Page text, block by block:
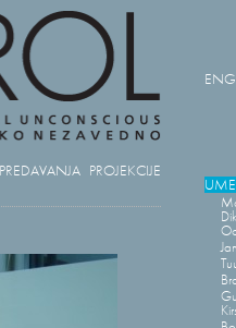
ENG
PROJEKCIJE